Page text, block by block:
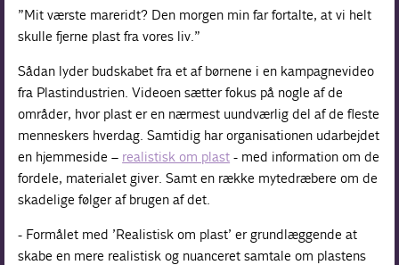
”Mit værste mareridt? Den morgen min far fortalte, at vi helt
skulle fjerne plast fra vores liv.”
Sådan lyder budskabet fra et af børnene i en kampagnevideo
fra Plastindustrien. Videoen sætter fokus på nogle af de
områder, hvor plast er en nærmest uundværlig del af de fleste
menneskers hverdag. Samtidig har organisationen udarbejdet
en hjemmeside – realistisk om plast - med information om de
fordele, materialet giver. Samt en række mytedræbere om de
skadelige følger af brugen af det.
- Formålet med ’Realistisk om plast’ er grundlæggende at
skabe en mere realistisk og nuanceret samtale om plastens